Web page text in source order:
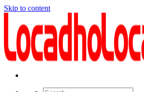
Skip to content